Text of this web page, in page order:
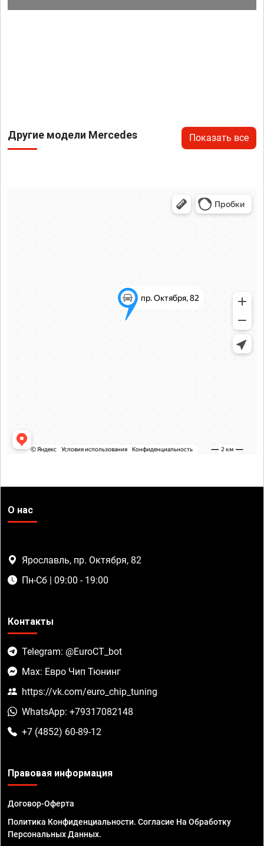
Другие модели Mercedes Показать все
О нас
Ярославль, пр. Октября, 82
Пн-Сб | 09:00 - 19:00
Контакты
Telegram: @EuroCT_bot
Max: Евро Чип Тюнинг
https://vk.com/euro_chip_tuning
WhatsApp: +79317082148
+7 (4852) 60-89-12
Правовая информация
Договор-Оферта
Политика Конфиденциальности. Согласие На Обработку
Персональных Данных.